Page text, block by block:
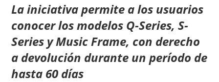
La iniciativa permite a los usuarios
conocer los modelos Q-Series, S-
Series y Music Frame, con derecho
a devolución durante un período de
hasta 60 días